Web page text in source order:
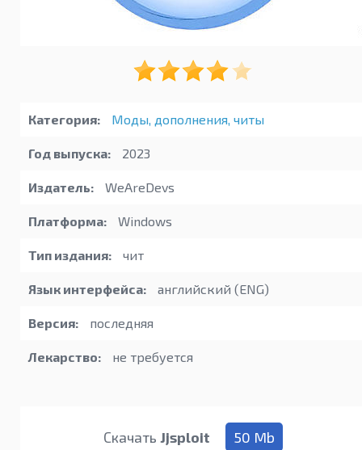
Категория: Моды, дополнения, читы
Год выпуска: 2023
Издатель: WeAreDevs
Платформа: Windows
Тип издания: чит
Язык интерфейса: английский (ENG)
Версия: последняя
Лекарство: не требуется
Скачать Jjsploit 50 Mb